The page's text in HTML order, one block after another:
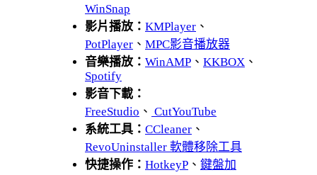
WinSnap
影片播放： KMPlayer 、
PotPlayer 、 MPC影音播放器
音樂播放： WinAMP 、 KKBOX 、
Spotify
影音下載：
FreeStudio 、 CutYouTube
系統工具： CCleaner 、
RevoUninstaller 軟體移除工具
快捷操作： HotkeyP 、 鍵盤加